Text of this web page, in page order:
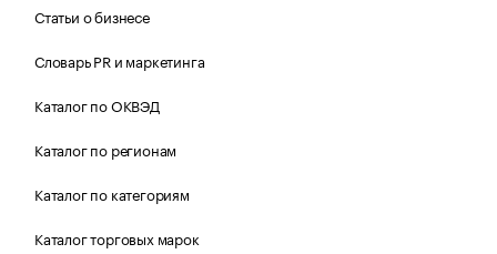
Статьи о бизнесе
Словарь PR и маркетинга
Каталог по ОКВЭД
Каталог по регионам
Каталог по категориям
Каталог торговых марок